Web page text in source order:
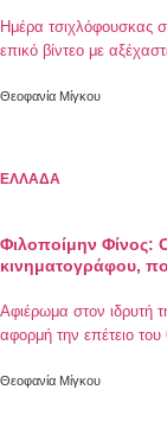
Ημέρα τσιχλόφουσκας
επικό βίντεο με
Θεοφανία Μίγκου
ΕΛΛΑΔΑ
Φιλοποίμην Φίνος:
κινηματογράφου,
Αφιέρωμα στον ιδρυτή
αφορμή την επέτειο
Θεοφανία Μίγκου